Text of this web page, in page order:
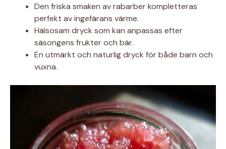
Den friska smaken av rabarber kompletteras
perfekt av ingefärans värme.
Hälsosam dryck som kan anpassas efter
säsongens frukter och bär.
En utmärkt och naturlig dryck för både barn och
vuxna.